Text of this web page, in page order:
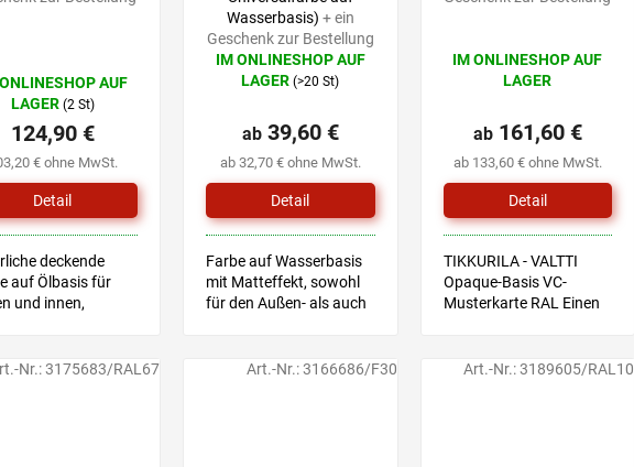
AUF
LAGER (2 St)
€ ohne MwSt.
124,90 €
Detail
deckende
auf Ölbasis für
und innen,
Wasserbasis) + ein
Geschenk zur Bestellung
Die
durchschnittliche
Sternen.
IM ONLINESHOP AUF
LAGER(>20 St)
ab 32,70 € ohne MwSt.
ab39,60 €
Detail
Farbe auf Wasserbasis
mit Matteffekt, sowohl
für den Außen- als auch
Die
durchschnittliche
5,0
Sternen.
IM ONLINESHOP AUF
LAGER
ab 133,60 € ohne MwSt.
ab161,60 €
Detail
TIKKURILA - VALTTI
Opaque-Basis VC-
Musterkarte RAL Einen
anschließend wählen Sie
Nr.:3175683/RAL67 Art.-Nr.:3166686/F30 Art.-Nr.:3189605/RAL10